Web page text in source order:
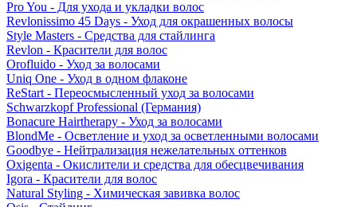
Pro You - Для ухода и укладки волос
Revlonissimo 45 Days - Уход для окрашенных волосы
Style Masters - Средства для стайлинга
Revlon - Красители для волос
Orofluido - Уход за волосами
Uniq One - Уход в одном флаконе
ReStart - Переосмысленный уход за волосами
Schwarzkopf Professional (Германия)
Bonacure Hairtherapy - Уход за волосами
BlondMe - Осветление и уход за осветленными волосами
Goodbye - Нейтрализация нежелательных оттенков
Oxigenta - Окислители и средства для обесцвечивания
Igora - Красители для волос
Natural Styling - Химическая завивка волос